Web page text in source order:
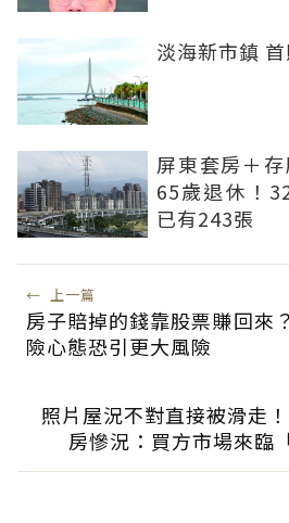
淡海新市鎮
屏東套房＋
65歲退休！
已有243張
← 上一篇
房子賠掉的錢靠股票賺回來
險心態恐引更大風險
照片屋況不對直接被滑走
房慘況：買方市場來臨